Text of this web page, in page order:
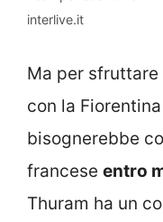
interlive.it
Ma per
con la
bisognerebbe
francese entro
Thuram ha un